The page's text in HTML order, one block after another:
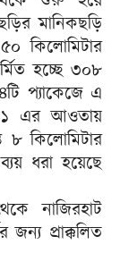
মানিকছড়ি
কিলোমিটার
হচ্ছে ৩০৮
প্যাকেজে এ
১ এর আওতায়
৮ কিলোমিটার
ধরা হয়েছে
নাজিরহাট
প্রাক্কলিত